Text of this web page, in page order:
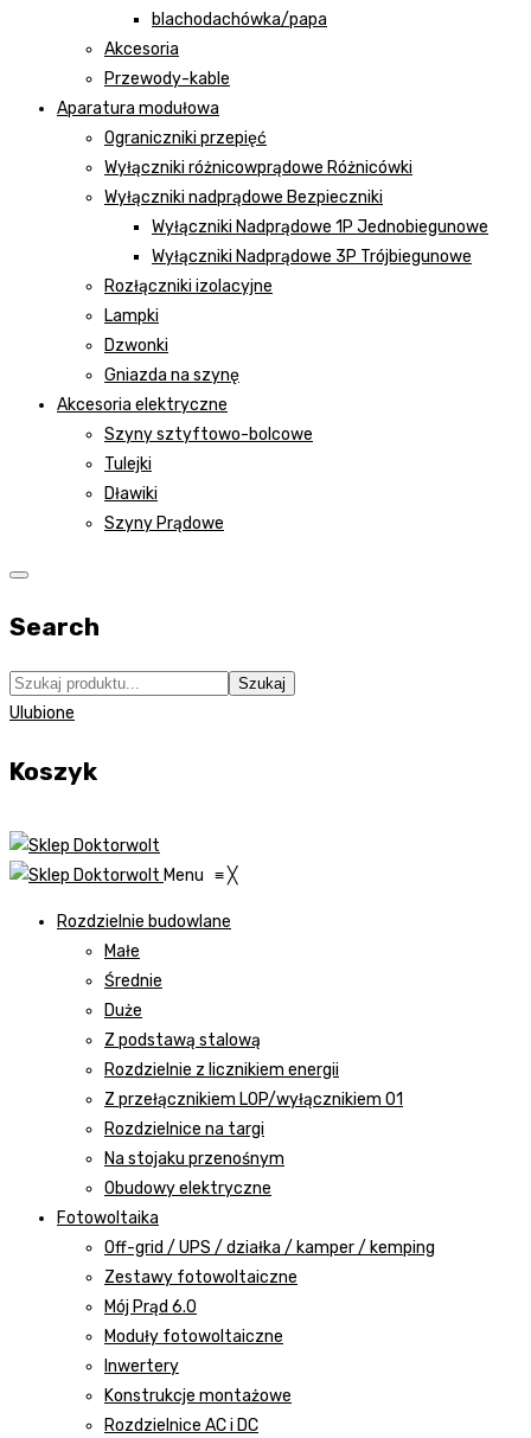
blachodachówka/papa
Akcesoria
Przewody-kable
Aparatura modułowa
Ograniczniki przepięć
Wyłączniki różnicowprądowe Różnicówki
Wyłączniki nadprądowe Bezpieczniki
Wyłączniki Nadprądowe 1P Jednobiegunowe
Wyłączniki Nadprądowe 3P Trójbiegunowe
Rozłączniki izolacyjne
Lampki
Dzwonki
Gniazda na szynę
Akcesoria elektryczne
Szyny sztyftowo-bolcowe
Tulejki
Dławiki
Szyny Prądowe
Search
Szukaj
Ulubione
Koszyk
Menu ≡╳
Rozdzielnie budowlane
Małe
Średnie
Duże
Z podstawą stalową
Rozdzielnie z licznikiem energii
Z przełącznikiem LOP/wyłącznikiem 01
Rozdzielnice na targi
Na stojaku przenośnym
Obudowy elektryczne
Fotowoltaika
Off-grid / UPS / działka / kamper / kemping
Zestawy fotowoltaiczne
Mój Prąd 6.0
Moduły fotowoltaiczne
Inwertery
Konstrukcje montażowe
Rozdzielnice AC i DC